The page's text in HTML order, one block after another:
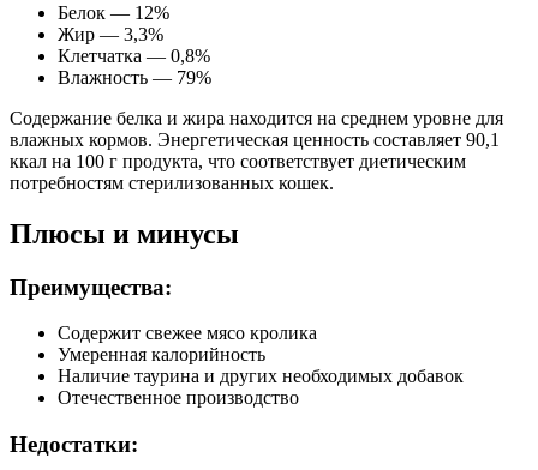
Белок — 12%
Жир — 3,3%
Клетчатка — 0,8%
Влажность — 79%
Содержание белка и жира находится на среднем уровне для
влажных кормов. Энергетическая ценность составляет 90,1
ккал на 100 г продукта, что соответствует диетическим
потребностям стерилизованных кошек.
Плюсы и минусы
Преимущества:
Содержит свежее мясо кролика
Умеренная калорийность
Наличие таурина и других необходимых добавок
Отечественное производство
Недостатки: